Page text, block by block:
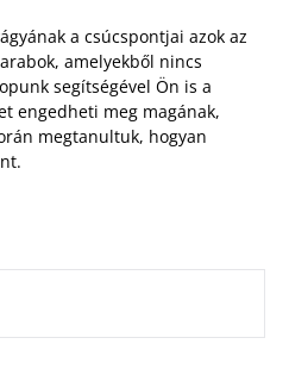
a csúcspontjai azok az
amelyekből nincs
segítségével Ön is a
engedheti meg magának,
megtanultuk, hogyan